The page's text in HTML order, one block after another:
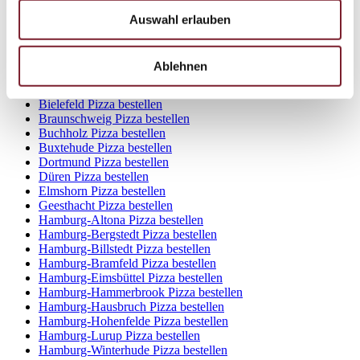
Auswahl erlauben
Ablehnen
Achim Pizza bestellen
Aurich Pizza bestellen
Bad Oldesloe Pizza bestellen
Bad Segeberg Pizza bestellen
Bergheim Pizza bestellen
Bielefeld Pizza bestellen
Braunschweig Pizza bestellen
Buchholz Pizza bestellen
Buxtehude Pizza bestellen
Dortmund Pizza bestellen
Düren Pizza bestellen
Elmshorn Pizza bestellen
Geesthacht Pizza bestellen
Hamburg-Altona Pizza bestellen
Hamburg-Bergstedt Pizza bestellen
Hamburg-Billstedt Pizza bestellen
Hamburg-Bramfeld Pizza bestellen
Hamburg-Eimsbüttel Pizza bestellen
Hamburg-Hammerbrook Pizza bestellen
Hamburg-Hausbruch Pizza bestellen
Hamburg-Hohenfelde Pizza bestellen
Hamburg-Lurup Pizza bestellen
Hamburg-Winterhude Pizza bestellen